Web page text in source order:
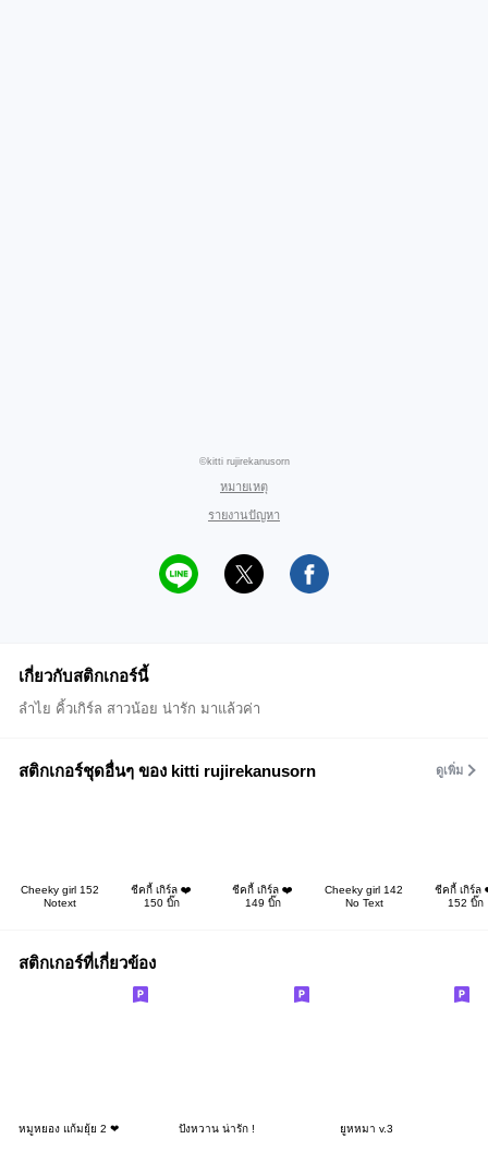
©kitti rujirekanusorn
หมายเหตุ
รายงานปัญหา
เกี่ยวกับสติกเกอร์นี้
ลำไย คิ้วเกิร์ล สาวน้อย น่ารัก มาแล้วค่า
สติกเกอร์ชุดอื่นๆ ของ kitti rujirekanusorn ดูเพิ่ม
Cheeky girl 152
Notext
ชีคกี้ เกิร์ล ❤️
150 บิ๊ก
ชีคกี้ เกิร์ล ❤️
149 บิ๊ก
Cheeky girl 142
No Text
ชีคกี้ เกิร์ล
152 บิ๊ก
สติกเกอร์ที่เกี่ยวข้อง
หมูหยอง แก้มยุ้ย 2 ❤ ปังหวาน น่ารัก ! ยูหหมา v.3